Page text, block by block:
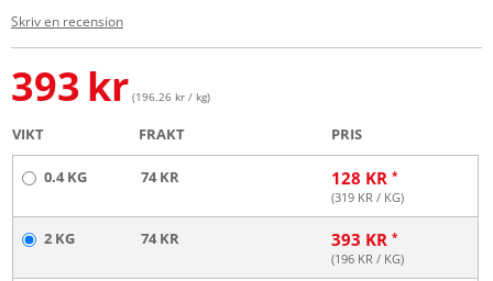
Skriv en recension
393kr (196.26 kr / kg)
VIKT FRAKT PRIS
0.4 KG 74 KR 128 KR
(319 KR / KG)
2 KG 74 KR 393 KR
(196 KR / KG)